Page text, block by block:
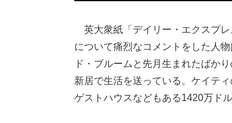
英大衆紙「デイリー・エクスプレ
について痛烈なコメントをした人
ド・ブルームと先月生まれたばか
新居で生活を送っている。ケイテ
ゲストハウスなどもある1420万ド